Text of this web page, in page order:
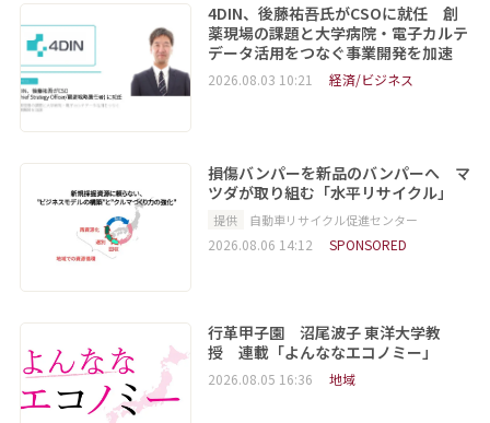
4DIN、後藤祐吾氏がCSOに就任 創
薬現場の課題と大学病院・電子カルテ
データ活用をつなぐ事業開発を加速
2026.08.03 10:21 経済/ビジネス
損傷バンパーを新品のバンパーへ マ
ツダが取り組む「水平リサイクル」
提供 自動車リサイクル促進センター
2026.08.06 14:12 SPONSORED
行革甲子園 沼尾波子 東洋大学教
授 連載「よんななエコノミー」
2026.08.05 16:36 地域